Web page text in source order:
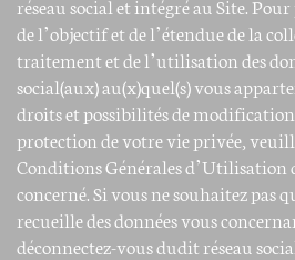
de l’objectif et de l’étendue de la
traitement et de l’utilisation des
social(aux) au(x)quel(s) vous
droits et possibilités de
protection de votre vie privée,
Conditions Générales d’Utilisation
concerné. Si vous ne souhaitez pas
recueille des données vous
déconnectez-vous dudit réseau